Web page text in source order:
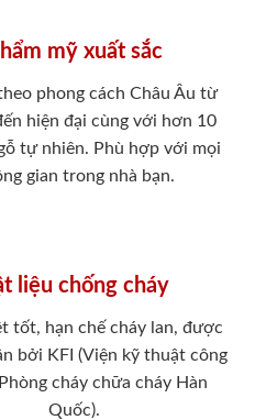
mỹ xuất sắc
phong cách Châu Âu từ
hiện đại cùng với hơn 10
tự nhiên. Phù hợp với mọi
gian trong nhà bạn.
liệu chống cháy
tốt, hạn chế cháy lan, được
bởi KFI (Viện kỹ thuật công
cháy chữa cháy Hàn
Quốc).